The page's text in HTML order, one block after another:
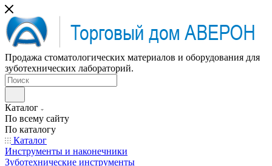
Продажа стоматологических материалов и оборудования для
зуботехнических лабораторий.
Каталог
По всему сайту
По каталогу
Каталог
Инструменты и наконечники
Зуботехнические инструменты